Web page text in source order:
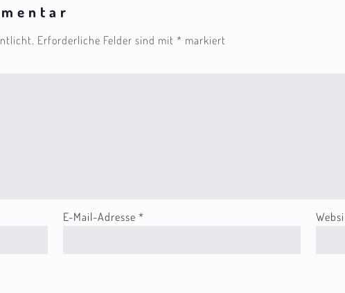
Erforderliche Felder sind mit * markiert
E-Mail-Adresse *